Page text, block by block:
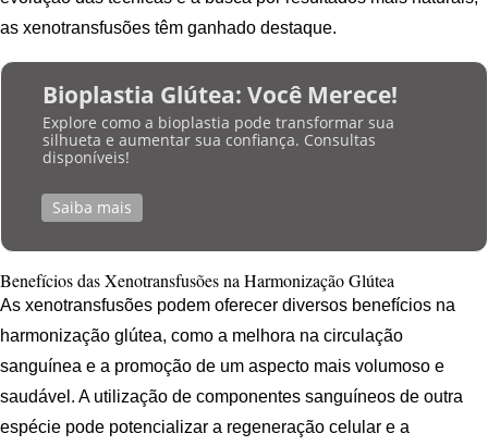
as xenotransfusões têm ganhado destaque.
Bioplastia Glútea: Você Merece!
Explore como a bioplastia pode transformar sua
silhueta e aumentar sua confiança. Consultas
disponíveis!
Saiba mais
Benefícios das Xenotransfusões na Harmonização Glútea
As xenotransfusões podem oferecer diversos benefícios na
harmonização glútea, como a melhora na circulação
sanguínea e a promoção de um aspecto mais volumoso e
saudável. A utilização de componentes sanguíneos de outra
espécie pode potencializar a regeneração celular e a